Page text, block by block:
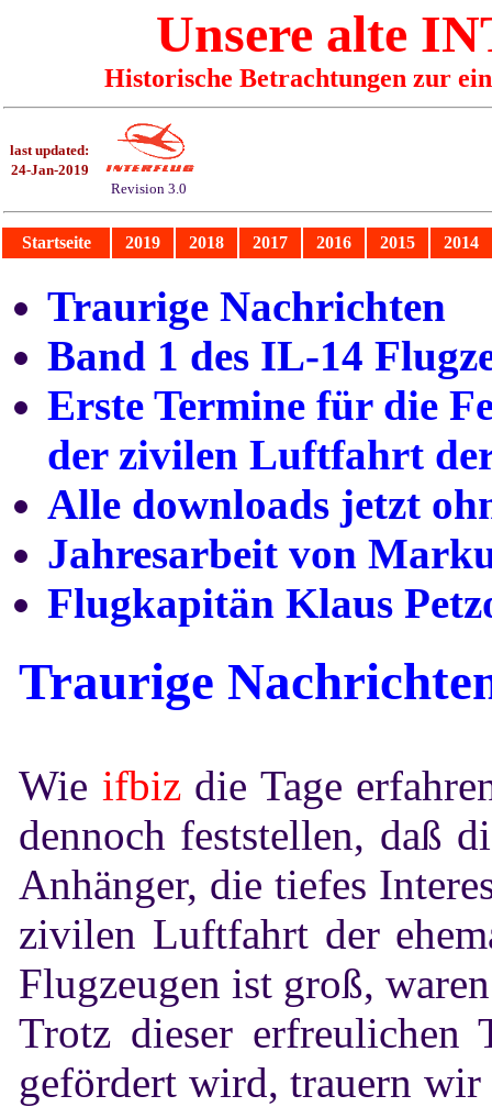
Unsere alte
Historische Betrachtungen zur
last updated:
24-Jan-2019
Revision 3.0
Startseite 2019 2018 2017 2016 2015 2014
Traurige Nachrichten
Band 1 des IL-14
Erste Termine für die
der zivilen Luftfahrt
Alle downloads jetzt
Jahresarbeit von
Flugkapitän Klaus
Traurige
Wie ifbizdie Tage
dennoch feststellen, daß
Anhänger, die tiefes
zivilen Luftfahrt der
Flugzeugen ist groß,
Trotz dieser
gefördert wird, trauern wir